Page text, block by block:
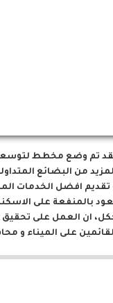
تم وضع مخطط
من البضائع
تقديم افضل الخدمات
بالمنفعة على
ان العمل على
على الميناء و